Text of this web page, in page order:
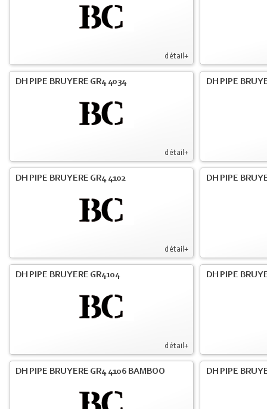
détail+
détail+
DH PIPE BRUYERE GR4 4034 DH PIPE
détail+
DH PIPE BRUYERE GR4 4102 DH PIPE
détail+
DH PIPE BRUYERE GR4104 DH PIPE
DH PIPE BRUYERE GR4 4106 BAMBOO DH PIPE